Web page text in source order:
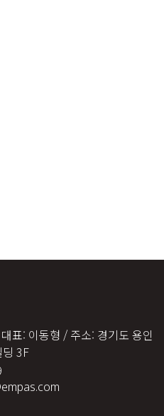
표: 이동형 / 주소: 경기도 용인
3F